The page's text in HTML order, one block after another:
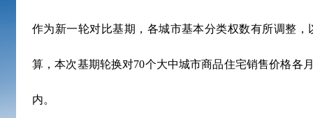
作为新一轮对比基期，各城市基本分类权数有所调整
算，本次基期轮换对70个大中城市商品住宅销售价格各
内。